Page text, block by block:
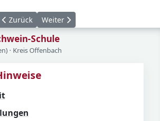
Vorheriger Beitrag: Bienvenue en Normandie
Zurück Nächster Beitrag: Abschlussfahrt
Weiter
Schule
· Kreis Offenbach